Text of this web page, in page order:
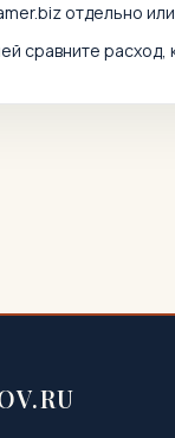
отдельно
сравните расход,